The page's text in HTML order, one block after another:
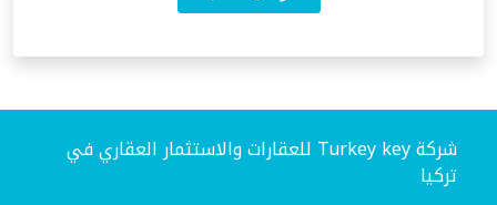
شركة Turkey key للعقارات والاستثمار العقاري في
تركيا